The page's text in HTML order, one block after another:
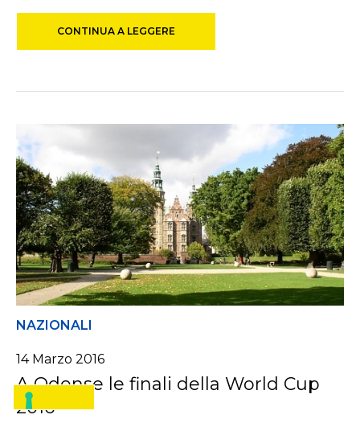
CONTINUA A LEGGERE
NAZIONALI
14 Marzo 2016
A Odense le finali della World Cup
2016